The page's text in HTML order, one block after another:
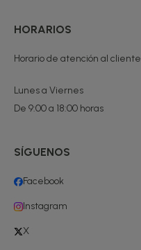
HORARIOS
Horario de atención al cliente
Lunes a Viernes
De 9:00 a 18:00 horas
SÍGUENOS
Facebook
Instagram
X